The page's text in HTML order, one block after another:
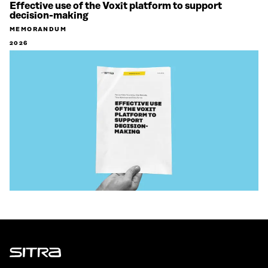
Effective use of the Voxit platform to support
decision-making
MEMORANDUM
2026
Sitra